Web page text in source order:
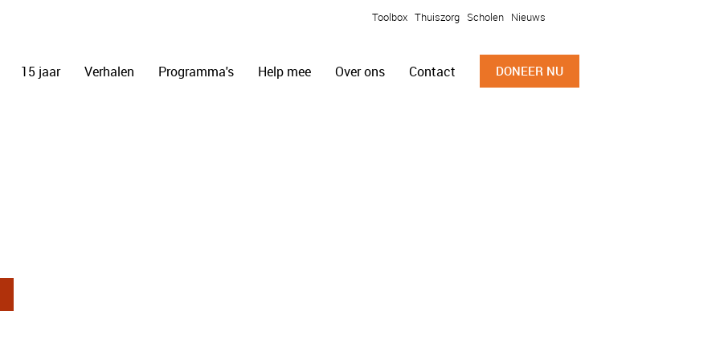
Toolbox Thuiszorg Scholen Nieuws
15 jaar Verhalen Programma's Help mee Over ons Contact DONEER NU